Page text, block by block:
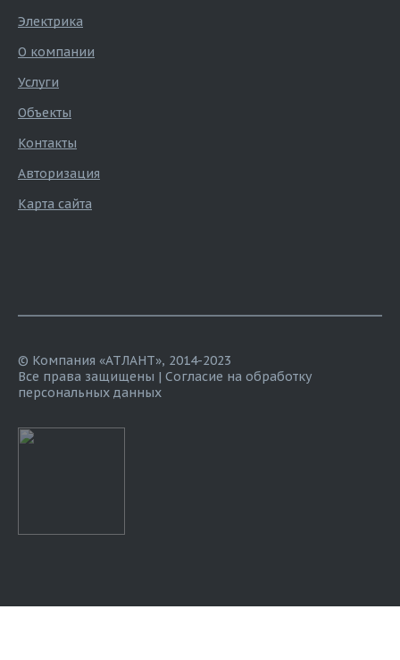
Электрика
О компании
Услуги
Объекты
Контакты
Авторизация
Карта сайта
© Компания «АТЛАНТ», 2014-2023
Все права защищены | Согласие на обработку
персональных данных